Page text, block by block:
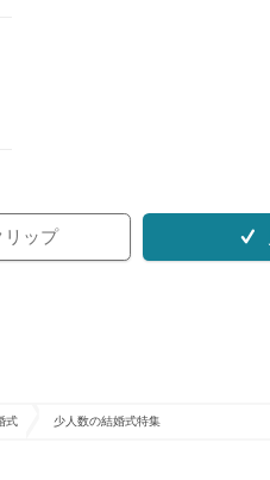
リップ
式 少人数の結婚式特集